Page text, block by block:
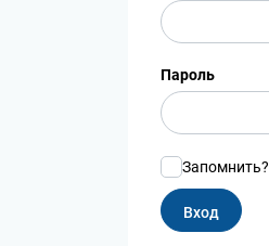
Пароль
Запомнить?